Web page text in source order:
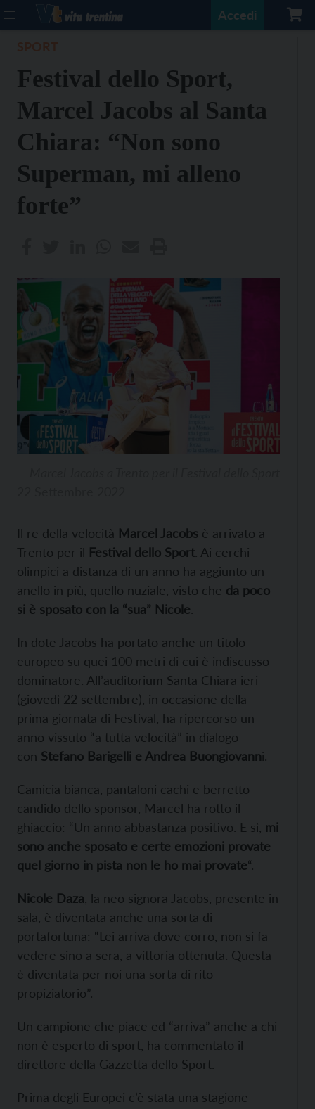
Accedi
Festival dello Sport,
Marcel Jacobs al Santa
Chiara: “Non sono
Superman, mi alleno
forte”
Il re della velocità Marcel Jacobs è arrivato a
Trento per il Festival dello Sport. Ai cerchi
olimpici a distanza di un anno ha aggiunto un
anello in più, quello nuziale, visto che da poco
si è sposato con la “sua” Nicole.
In dote Jacobs ha portato anche un titolo
europeo su quei 100 metri di cui è indiscusso
dominatore. All’auditorium Santa Chiara ieri
(giovedì 22 settembre), in occasione della
prima giornata di Festival, ha ripercorso un
anno vissuto “a tutta velocità” in dialogo
con Stefano Barigelli e Andrea Buongiovanni.
Camicia bianca, pantaloni cachi e berretto
candido dello sponsor, Marcel ha rotto il
ghiaccio: “Un anno abbastanza positivo. E sì, mi
sono anche sposato e certe emozioni provate
quel giorno in pista non le ho mai provate“.
Nicole Daza , la neo signora Jacobs, presente in
sala, è diventata anche una sorta di
portafortuna: “Lei arriva dove corro, non si fa
vedere sino a sera, a vittoria ottenuta. Questa
è diventata per noi una sorta di rito
propiziatorio”.
Un campione che piace ed “arriva” anche a chi
non è esperto di sport, ha commentato il
direttore della Gazzetta dello Sport.
Prima degli Europei c’è stata una stagione